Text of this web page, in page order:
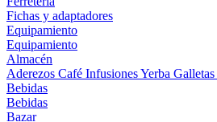
Fichas y adaptadores
Equipamiento
Equipamiento
Almacén
Aderezos Café InfusionesYerba Galletas
Bebidas
Bebidas
Bazar